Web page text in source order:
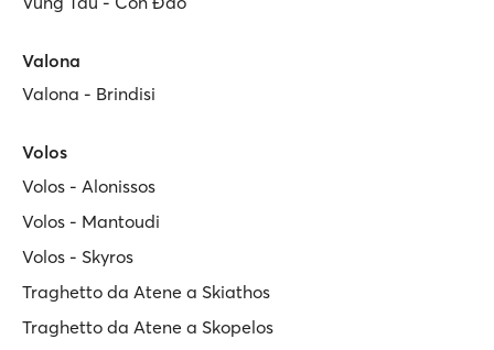
Valona
Valona - Brindisi
Volos
Volos - Alonissos
Volos - Mantoudi
Volos - Skyros
Traghetto da Atene a Skiathos
Traghetto da Atene a Skopelos